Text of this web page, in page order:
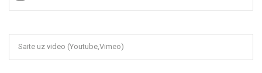
Saite uz video (Youtube,Vimeo)